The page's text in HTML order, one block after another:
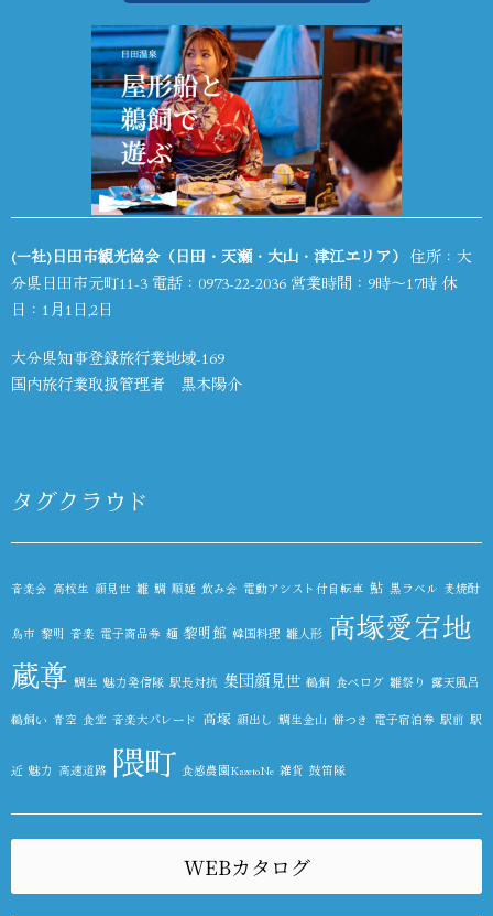
(一社)日田市観光協会（日田・天瀬・大山・津江エリア） 住所：大
分県日田市元町11-3 電話： 0973-22-2036 営業時間：9時～17時 休
日：1月1日,2日
大分県知事登録旅行業地域-169
国内旅行業取扱管理者 黒木陽介
タグクラウド
音楽会 高校生 顔見世 雛 鯛 順延 飲み会 電動アシスト付自転車 鮎 黒ラベル 麦焼酎
鳥市 黎明 音楽 電子商品券 麺 黎明館 韓国料理 雛人形 高塚愛宕地
蔵尊 鯛生 魅力発信隊 駅長対抗 集団顔見世 鵜飼 食べログ 雛祭り 露天風呂
鵜飼い 青空 食堂 音楽大パレード 高塚 顔出し 鯛生金山 餅つき 電子宿泊券 駅前 駅
近 魅力 高速道路 隈町 食感農園KazetoNe 雑貨 鼓笛隊
WEBカタログ